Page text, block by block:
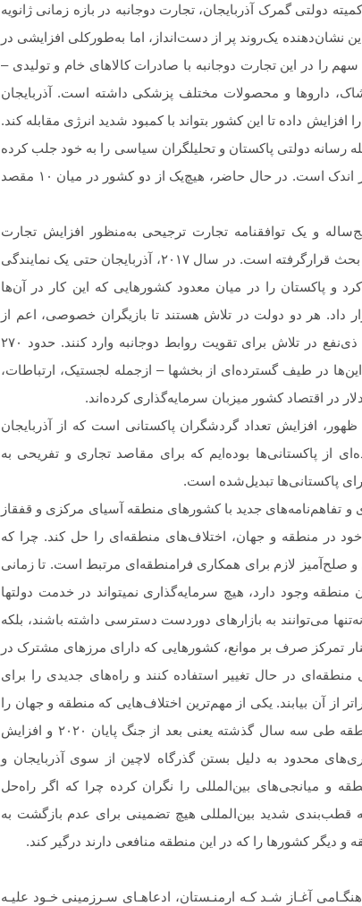
گمرک آذربایجان، تجارت دوجانبه در بازه زمانی ژانویه
دلار بوده است. این نشان‌دهنده یک‌روند پر از دست‌انداز، اما به‌طورکلی افزایشی در
را در این تجارت دوجانبه با صادرات کالاهای خام و تولیدی –
داروها و محصولات مختلف پزشکی داشته است. آذربایجان
داده تا این کشور بتواند با کمبود شدید انرژی مقابله کند.
رسانه دولتی پاکستان و تحلیلگران سیاسی را به خود جلب کرده
است. با این‌ حال، به‌صورت مطلق، تجارت هنوز بسیار اندک است. در حال حاضر، هیچ‌یک از دو کشور در میان ۱۰ مقصد
و یک توافقنامه تجارت ترجیحی به‌منظور افزایش تجارت
دوجانبه به ۵۰۰ میلیون دلار در حال حاضر بسیار مورد بحث قرارگرفته است. در سال ۲۰۱۷، آذربایجان حتی یک نمایندگی
و پاکستان را در میان معدود کشورهایی که این کار در آن‌ها
داد. هر دو دولت در تلاش هستند تا بازیگران خصوصی، اعم از
صاحبان مشاغل بزرگ و متوسط را به‌عنوان شرکای ذی‌نفع در تلاش برای تقویت روابط دوجانبه وارد کنند. حدود ۲۷۰
در طیف گسترده‌ای از بخش‏ها – ازجمله لجستیک، ارتباطات،
افزایش تعداد گردشگران پاکستانی است که از آذربایجان
از پاکستانی‌‏ها بوده‌ایم که برای مقاصد تجاری و تفریحی به
برای پاکستانی‏‌ها تبدیل‌شده است.
و تفاهم‌نامه‌های جدید با کشورهای منطقه آسیای مرکزی و قفقاز
در منطقه و جهان، اختلاف‌های منطقه‌ای را حل کند. چرا که
صلح‌آمیز لازم برای همکاری فرامنطقه‌ای مرتبط است. تا زمانی
وجود دارد، هیچ سرمایه‌گذاری نمی‏تواند در خدمت دولت‏ها
می‌‏توانند به بازارهای دوردست دسترسی داشته باشند، بلکه
تمرکز صرف بر موانع، کشورهایی که دارای مرزهای مشترک در
منطقه‌ای در حال تغییر استفاده کنند و راه‌های جدیدی را برای
آن بیابند. یکی از مهم‌ترین اختلاف‌هایی که منطقه و جهان را
درگیر کرده، مسئله قره‌باغ است و تنش‌ها در این منطقه طی سه سال گذشته یعنی بعد از جنگ پایان ۲۰۲۰ و افزایش
محدود به دلیل بستن گذرگاه لاچین از سوی آذربایجان و
و میانجی‌های بین‌المللی را نگران کرده چرا که اگر راه‌حل
به قطب‌بندی شدید بین‌المللی هیچ تضمینی برای عدم بازگشت به
و دیگر کشورها را که در این منطقه منافعی دارند درگیر کند.
درگیـری بـین دو کـشور قفقـاز جنـوبی در سال ۱۹۸۸ هنگـامی آغـاز شـد کـه ارمنـستان، ادعاهـای سـرزمینی خـود علیـه